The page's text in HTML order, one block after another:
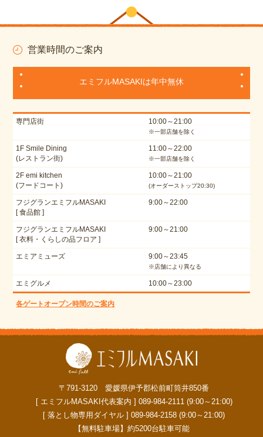
営業時間のご案内
エミフルMASAKIは年中無休
専門店街 10:00～21:00
※一部店舗を除く
1F Smile Dining
(レストラン街)
11:00～22:00
※一部店舗を除く
2F emi kitchen
(フードコート)
10:00～21:00
(オーダーストップ20:30)
フジグランエミフルMASAKI
[ 食品館 ]
9:00～22:00
フジグランエミフルMASAKI
[ 衣料・くらしの品フロア ]
9:00～21:00
エミアミューズ 9:00～23:45
※店舗により異なる
エミグルメ 10:00～23:00
各ゲートオープン時間のご案内
〒791-3120 愛媛県伊予郡松前町筒井850番
[ エミフルMASAKI代表案内 ] 089-984-2111 (9:00～21:00)
[ 落とし物専用ダイヤル ] 089-984-2158 (9:00～21:00)
【無料駐車場】約5200台駐車可能